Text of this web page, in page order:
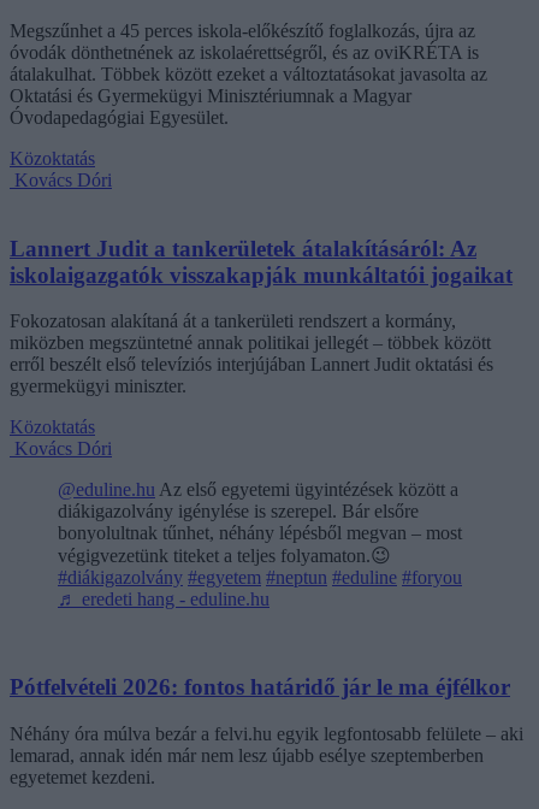
Megszűnhet a 45 perces iskola-előkészítő foglalkozás, újra az
óvodák dönthetnének az iskolaérettségről, és az oviKRÉTA is
átalakulhat. Többek között ezeket a változtatásokat javasolta az
Oktatási és Gyermekügyi Minisztériumnak a Magyar
Óvodapedagógiai Egyesület.
Közoktatás
Kovács Dóri
Lannert Judit a tankerületek átalakításáról: Az
iskolaigazgatók visszakapják munkáltatói jogaikat
Fokozatosan alakítaná át a tankerületi rendszert a kormány,
miközben megszüntetné annak politikai jellegét – többek között
erről beszélt első televíziós interjújában Lannert Judit oktatási és
gyermekügyi miniszter.
Közoktatás
Kovács Dóri
@eduline.hu Az első egyetemi ügyintézések között a
diákigazolvány igénylése is szerepel. Bár elsőre
bonyolultnak tűnhet, néhány lépésből megvan – most
végigvezetünk titeket a teljes folyamaton.😉
#diákigazolvány #egyetem #neptun #eduline #foryou
♬ eredeti hang - eduline.hu
Pótfelvételi 2026: fontos határidő jár le ma éjfélkor
Néhány óra múlva bezár a felvi.hu egyik legfontosabb felülete – aki
lemarad, annak idén már nem lesz újabb esélye szeptemberben
egyetemet kezdeni.